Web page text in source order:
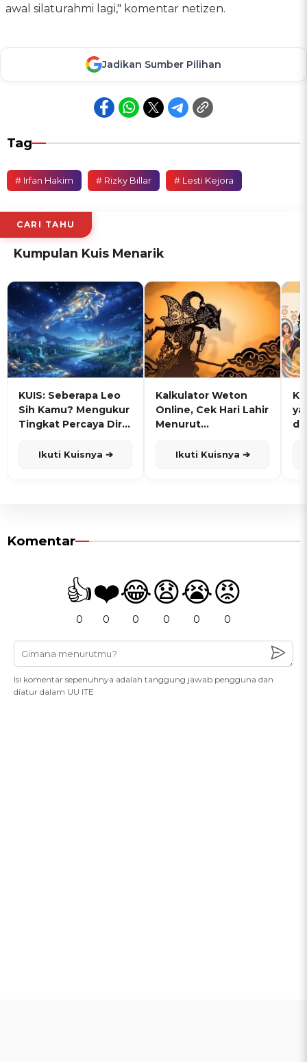
awal silaturahmi lagi," komentar netizen.
Jadikan Sumber Pilihan
Tag
# Irfan Hakim # Rizky Billar # Lesti Kejora
CARI TAHU
Kumpulan Kuis Menarik
KUIS: Seberapa Leo
Sih Kamu? Mengukur
Tingkat Percaya Diri
Ikuti Kuisnya ➔
Kalkulator Weton
Online, Cek Hari Lahir
Menurut
Ikuti Kuisnya ➔
Komentar
👍
0
❤️
0
😂
0
😧
0
😭
0
😡
0
Isi komentar sepenuhnya adalah tanggung jawab pengguna dan
diatur dalam UU ITE